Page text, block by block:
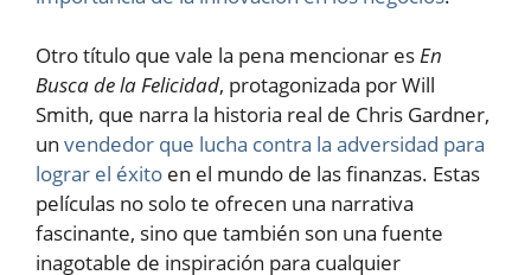
Otro título que vale la pena mencionar esEn
Busca de la Felicidad, protagonizada por Will
Smith, que narra la historia real de Chris Gardner,
un vendedor que lucha contra la adversidad para
lograr el éxito en el mundo de las finanzas. Estas
películas no solo te ofrecen una narrativa
fascinante, sino que también son una fuente
inagotable de inspiración para cualquier